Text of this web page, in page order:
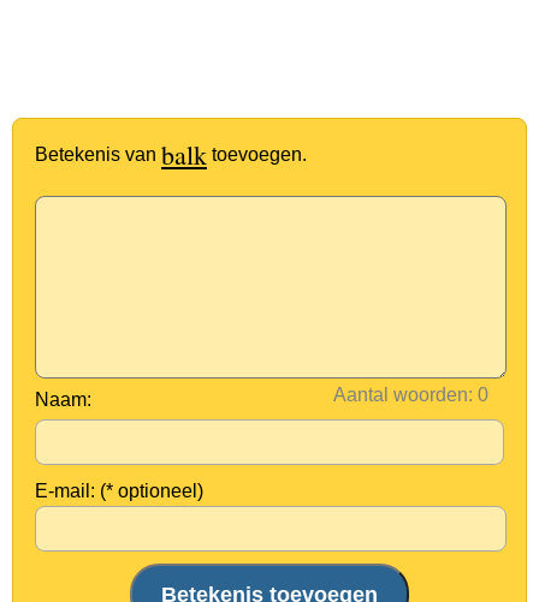
Betekenis van balk toevoegen.
Aantal woorden:
Naam:
E-mail: (* optioneel)